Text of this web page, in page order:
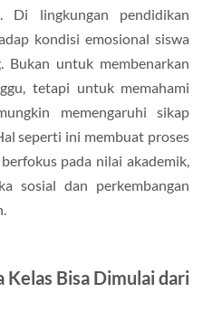
Di lingkungan pendidikan
kondisi emosional siswa
Bukan untuk membenarkan
tetapi untuk memahami
memengaruhi sikap
seperti ini membuat proses
pada nilai akademik,
sosial dan perkembangan
Kelas Bisa Dimulai dari